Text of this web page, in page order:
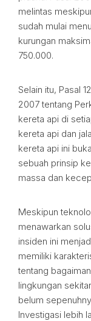
melintas
sudah mulai
kurungan
750.000.
Selain itu, Pasal
2007 tentang
kereta api di
kereta api dan
kereta api ini
sebuah prinsip
massa dan
Meskipun
menawarkan
insiden ini
memiliki
tentang
lingkungan
belum
Investigasi lebih